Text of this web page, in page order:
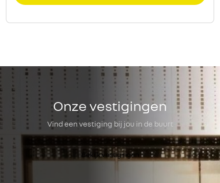
Onze vestigingen
Vind een vestiging bij jou in de buurt
Bekijk vestigingen